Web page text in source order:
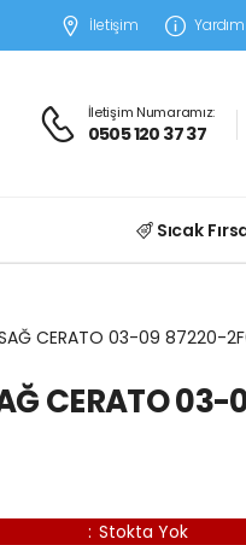
İletişim Yardım
İletişim Numaramız:
0505 120 37 37
Sıcak
CERATO 03-09 87220-
CERATO
: Stokta Yok